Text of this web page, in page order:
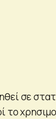
σε
το